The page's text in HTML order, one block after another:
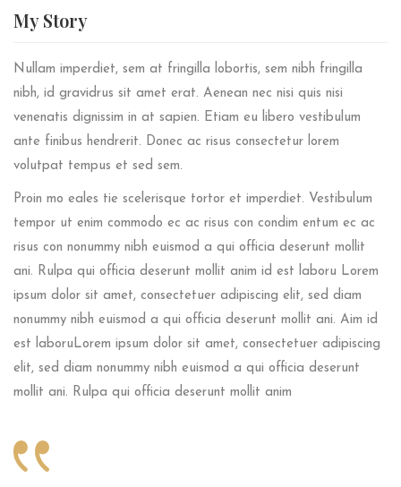
MyStory
Nullam imperdiet, sem at fringilla lobortis, sem nibh fringilla
nibh, id gravidrus sit amet erat. Aenean nec nisi quis nisi
venenatis dignissim in at sapien. Etiam eu libero vestibulum
ante finibus hendrerit. Donec ac risus consectetur lorem
volutpat tempus et sed sem.
Proin mo eales tie scelerisque tortor et imperdiet. Vestibulum
tempor ut enim commodo ec ac risus con condim entum ec ac
risus con nonummy nibh euismod a qui officia deserunt mollit
ani. Rulpa qui officia deserunt mollit anim id est laboru Lorem
ipsum dolor sit amet, consectetuer adipiscing elit, sed diam
nonummy nibh euismod a qui officia deserunt mollit ani. Aim id
est laboruLorem ipsum dolor sit amet, consectetuer adipiscing
elit, sed diam nonummy nibh euismod a qui officia deserunt
mollit ani. Rulpa qui officia deserunt mollit anim